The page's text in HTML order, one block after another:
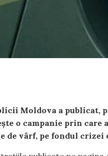
Moldova a publicat,
o campanie prin care
de vârf, pe fondul